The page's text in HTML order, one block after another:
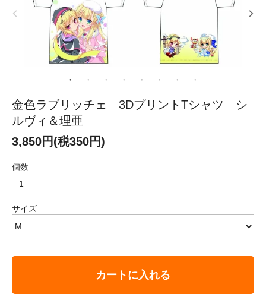
金色ラブリッチェ 3DプリントTシャツ シ
ルヴィ＆理亜
3,850円(税350円)
個数
サイズ
カートに入れる